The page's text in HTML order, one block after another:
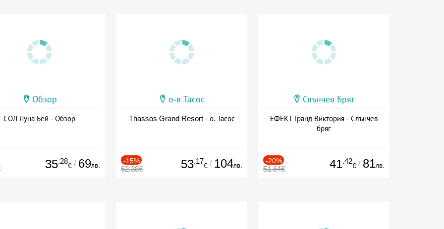
Обзор
СОЛ Луна Бей - Обзор
35.28
€ / 69лв.
о-в Тасос
Thassos Grand Resort - о. Тасос
-15%
62.38€ 53.17
€ / 104лв.
Слънчев Бряг
ЕФЕКТ Гранд Виктория - Слънчев
бряг
-20%
51.64€ 41.42
€ / 81лв.